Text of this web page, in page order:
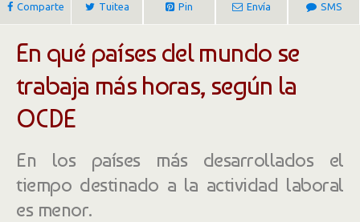
Comparte Tuitea Pin Envía SMS
En qué países del mundo se
trabaja más horas, según la
OCDE
En los países más desarrollados el
tiempo destinado a la actividad laboral
es menor.